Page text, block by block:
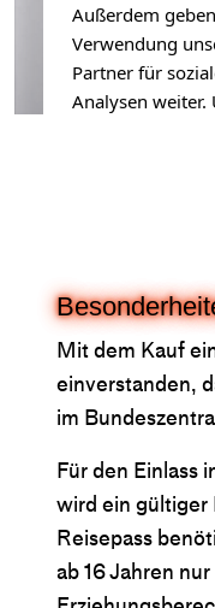
Außerdem
Verwendung
Partner für
Analysen weiter.
→Ablehnen
→ Mehr zum
Mit dem Kauf
einverstanden,
im
Für den Einlass
wird ein gültiger
Reisepass
ab 16 Jahren